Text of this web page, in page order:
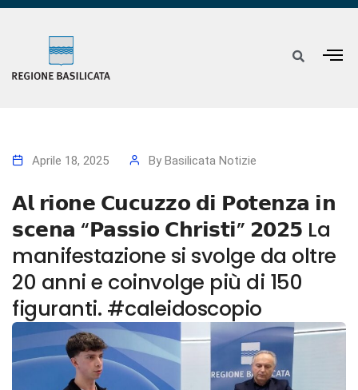
Aprile 18, 2025 By Basilicata Notizie
𝗔𝗹 𝗿𝗶𝗼𝗻𝗲 𝗖𝘂𝗰𝘂𝘇𝘇𝗼 𝗱𝗶 𝗣𝗼𝘁𝗲𝗻𝘇𝗮 𝗶𝗻
𝘀𝗰𝗲𝗻𝗮 “𝗣𝗮𝘀𝘀𝗶𝗼 𝗖𝗵𝗿𝗶𝘀𝘁𝗶” 𝟮𝟬𝟮𝟱 La
manifestazione si svolge da oltre
20 anni e coinvolge più di 150
figuranti. #caleidoscopio